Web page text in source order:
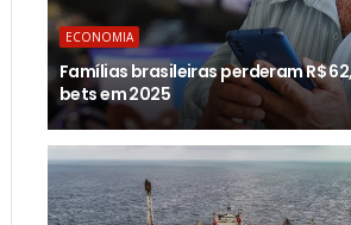
ECONOMIA
Famílias brasileiras perderam R$
bets em 2025